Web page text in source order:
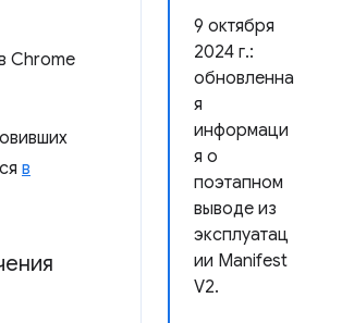
9 октября
2024 г.:
обновленна
я
информаци
я о
поэтапном
выводе из
эксплуатац
ии Manifest
V2.
Chrome
в